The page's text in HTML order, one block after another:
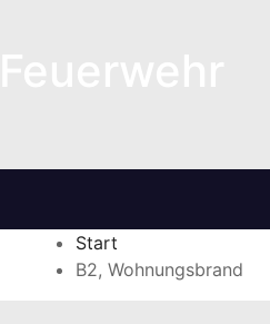
Start
B2, Wohnungsbrand